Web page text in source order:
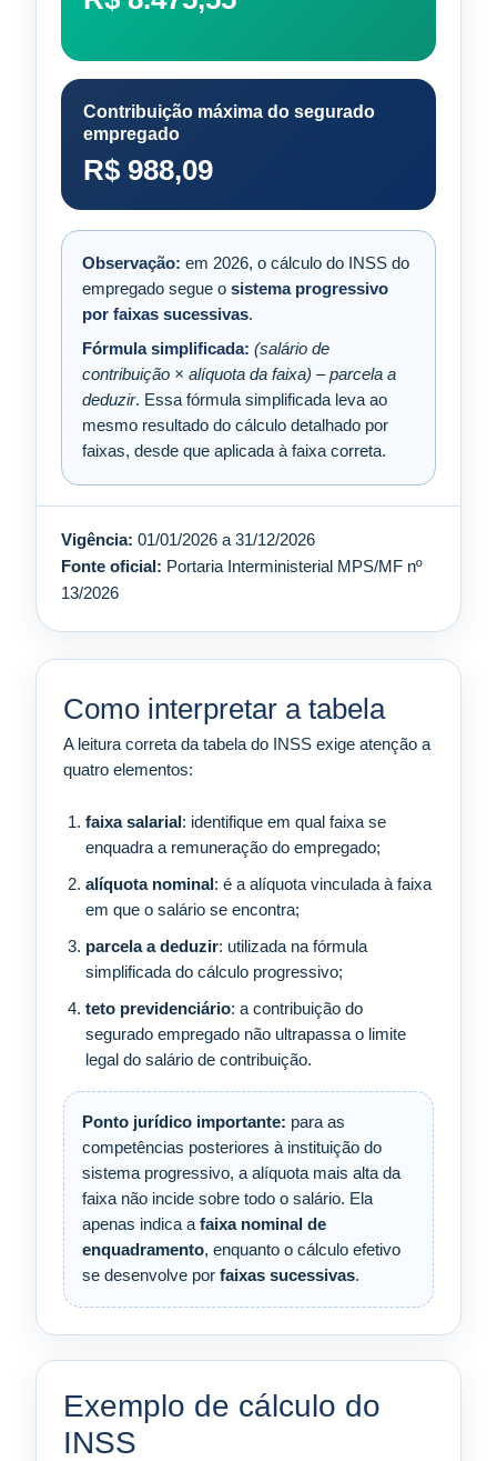
Contribuição máxima do segurado
empregado
R$ 988,09
Observação: em 2026, o cálculo do INSS do
empregado segue osistema progressivo
por faixas sucessivas.
Fórmula simplificada: (salário de
contribuição × alíquota da faixa) – parcela a
deduzir. Essa fórmula simplificada leva ao
mesmo resultado do cálculo detalhado por
faixas, desde que aplicada à faixa correta.
Vigência: 01/01/2026 a 31/12/2026
Fonte oficial: Portaria Interministerial MPS/MF nº
13/2026
Como interpretar a tabela
A leitura correta da tabela do INSS exige atenção a
quatro elementos:
faixa salarial : identifique em qual faixa se
enquadra a remuneração do empregado;
alíquota nominal : é a alíquota vinculada à faixa
em que o salário se encontra;
parcela a deduzir: utilizada na fórmula
simplificada do cálculo progressivo;
teto previdenciário: a contribuição do
segurado empregado não ultrapassa o limite
legal do salário de contribuição.
Ponto jurídico importante: para as
competências posteriores à instituição do
sistema progressivo, a alíquota mais alta da
faixa não incide sobre todo o salário. Ela
apenas indica afaixa nominal de
enquadramento, enquanto o cálculo efetivo
se desenvolve porfaixas sucessivas.
Exemplo de cálculo do
INSS